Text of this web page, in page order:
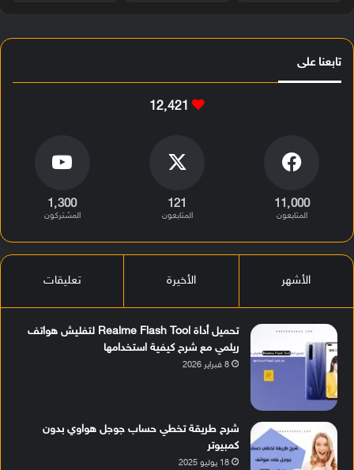
تابعنا على
12٬421
11٬000
المتابعون
121
المتابعون
1٬300
المشتركون
الأشهر الأخيرة تعليقات
تحميل أداة Realme Flash Tool لتفليش هواتف
ريلمي مع شرح كيفية استخدامها
8 فبراير 2026
شرح طريقة تخطي حساب جوجل هواوي بدون
كمبيوتر
18 يوليو 2025